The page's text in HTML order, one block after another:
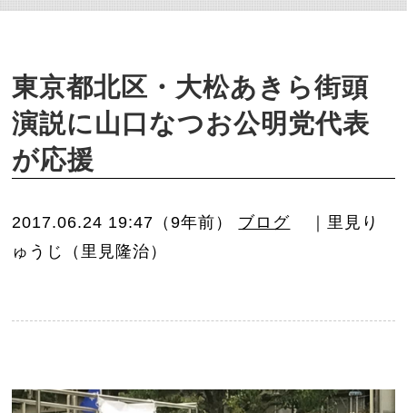
東京都北区・大松あきら街頭
演説に山口なつお公明党代表
が応援
2017.06.24 19:47（9年前） ブログ
｜里見り
ゅうじ（里見隆治）